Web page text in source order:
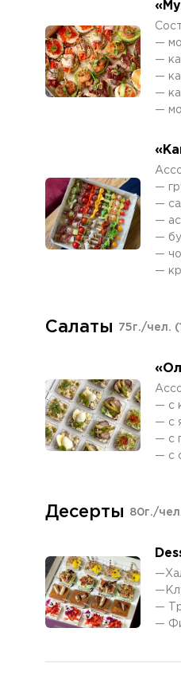
—
—
—
—
—
—
—
—
—
—
—
Салаты 75г./чел.
— с
— с
— с
— с
Десерты 80г./
—
—